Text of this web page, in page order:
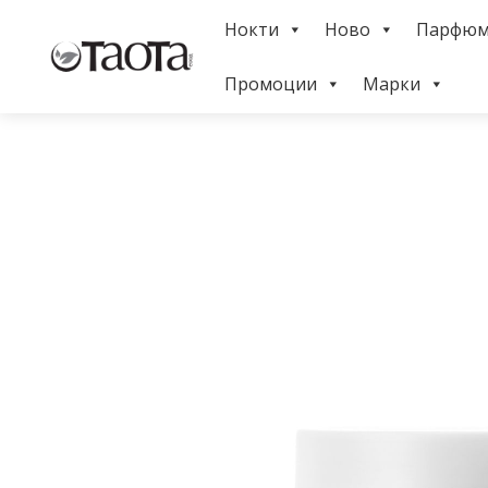
content
Menu
Нокти Ново
Промоции Марки